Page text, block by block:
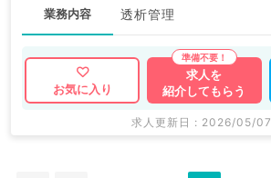
業務内容 透析管理
お気に入り
求人を
紹介してもらう
求人更新日 : 2026/05/07